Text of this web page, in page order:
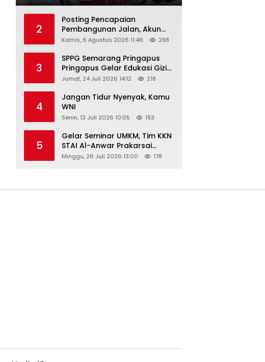
2
Posting Pencapaian
Pembangunan Jalan, Akun
Facebook Pemerintah
“Dirujak” Warganet
Kamis, 6 Agustus 2026 11:46 298
3
SPPG Semarang Pringapus
Pringapus Gelar Edukasi Gizi
di PAUD Bina Balita Peringati
Jumat, 24 Juli 2026 14:12 218
4
Jangan Tidur Nyenyak, Kamu
WNI
Senin, 13 Juli 2026 10:05 193
5
Gelar Seminar UMKM, Tim KKN
STAI Al-Anwar Prakarsai
Usaha Tepung Maizena di
Minggu, 26 Juli 2026 13:00 178